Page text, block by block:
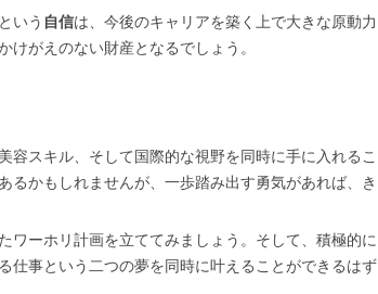
いう 自信は、今後のキャリアを築く上で大きな原動力
けがえのない財産となるでしょう。
スキル、そして国際的な視野を同時に手に入れるこ
るかもしれませんが、一歩踏み出す勇気があれば、き
ワーホリ計画を立ててみましょう。そして、積極的に
仕事という二つの夢を同時に叶えることができるはず